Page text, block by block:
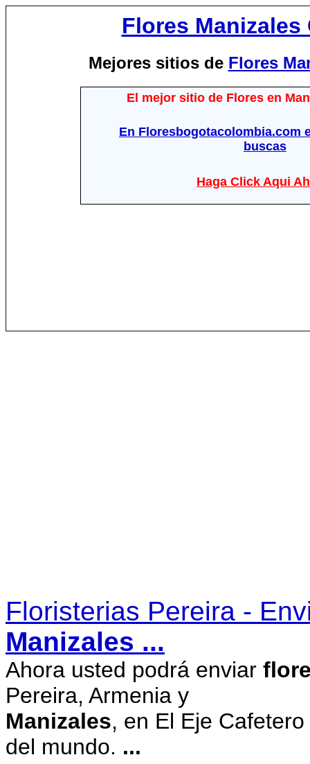
Flores Manizales
Mejores sitios de Flores
El mejor sitio de Flores en
En Floresbogotacolombia.com
buscas
Haga Click Aqui
Floristerias Pereira -
Manizales ...
Ahora usted podrá enviar
Pereira, Armenia y
Manizales, en El Eje
del mundo. ...